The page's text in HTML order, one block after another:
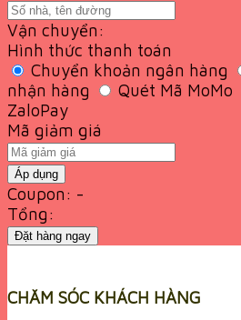
Vận chuyển:
Hình thức thanh toán
Chuyển khoản ngân hàng
nhận hàng
Quét Mã MoMo
ZaloPay
Mã giảm giá
Áp dụng
Coupon: -
Tổng:
Đặt hàng ngay
CHĂM SÓC KHÁCH HÀNG